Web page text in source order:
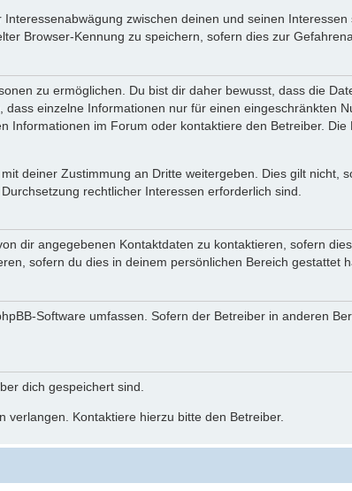
zwischen deinen und seinen
Browser-Kennung zu speichern, sofern dies zur
zu ermöglichen. Du bist dir daher bewusst, dass die
einzelne Informationen nur für einen eingeschränkten
Informationen im Forum oder kontaktiere den Betreiber.
deiner Zustimmung an Dritte weitergeben. Dies gilt
rechtlicher Interessen erforderlich sind.
dir angegebenen Kontaktdaten zu kontaktieren, sofern
sofern du dies in deinem persönlichen Bereich gestattet
Software umfassen. Sofern der Betreiber in anderen
dich gespeichert sind.
verlangen. Kontaktiere hierzu bitte den Betreiber.